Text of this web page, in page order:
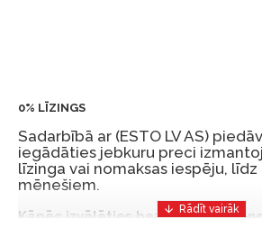
0% LĪZINGS
Sadarbībā ar (ESTO LV AS)
iegādāties jebkuru preci
līzinga vai nomaksas iespēju, līdz
mēnešiem.
Kāpēc izvēlēties bezprocentu